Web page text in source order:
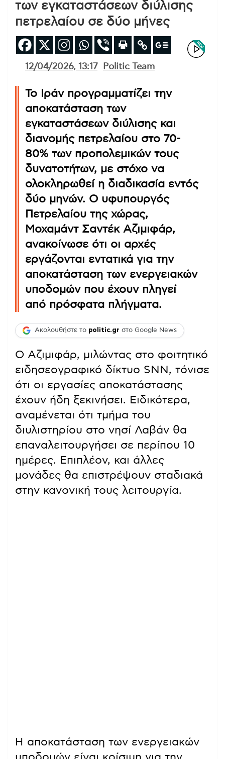
των εγκαταστάσεων διύλισης
πετρελαίου σε δύο μήνες
12/04/2026, 13:17 Politic Team
Το Ιράν προγραμματίζει την
αποκατάσταση των
εγκαταστάσεων διύλισης και
διανομής πετρελαίου στο 70-
80% των προπολεμικών τους
δυνατοτήτων, με στόχο να
ολοκληρωθεί η διαδικασία εντός
δύο μηνών. Ο υφυπουργός
Πετρελαίου της χώρας,
Μοχαμάντ Σαντέκ Αζιμιφάρ,
ανακοίνωσε ότι οι αρχές
εργάζονται εντατικά για την
αποκατάσταση των ενεργειακών
υποδομών που έχουν πληγεί
από πρόσφατα πλήγματα.
Ακολουθήστε το politic.gr στο Google News
Ο Αζιμιφάρ, μιλώντας στο φοιτητικό
ειδησεογραφικό δίκτυο SNN, τόνισε
ότι οι εργασίες αποκατάστασης
έχουν ήδη ξεκινήσει. Ειδικότερα,
αναμένεται ότι τμήμα του
διυλιστηρίου στο νησί Λαβάν θα
επαναλειτουργήσει σε περίπου 10
ημέρες. Επιπλέον, και άλλες
μονάδες θα επιστρέψουν σταδιακά
στην κανονική τους λειτουργία.
Η αποκατάσταση των ενεργειακών